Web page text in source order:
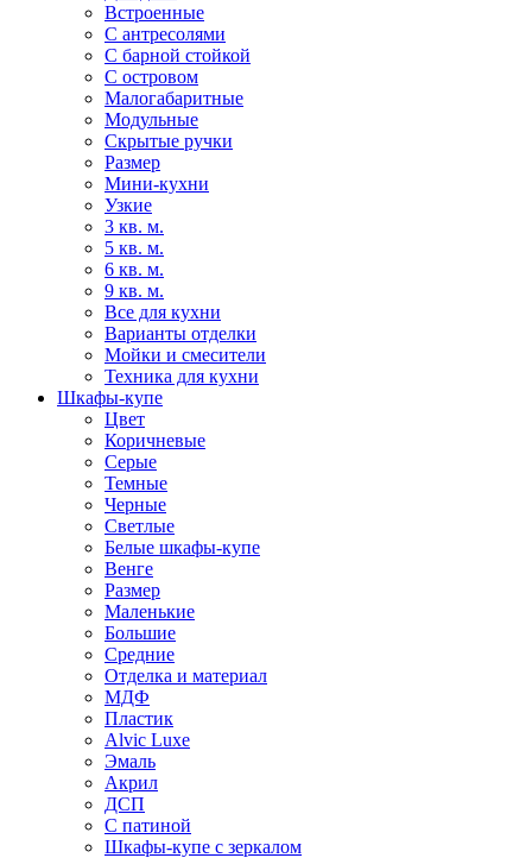
Встроенные
С антресолями
С барной стойкой
С островом
Малогабаритные
Модульные
Скрытые ручки
Размер
Мини-кухни
Узкие
3 кв. м.
5 кв. м.
6 кв. м.
9 кв. м.
Все для кухни
Варианты отделки
Мойки и смесители
Техника для кухни
Шкафы-купе
Цвет
Коричневые
Серые
Темные
Черные
Светлые
Белые шкафы-купе
Венге
Размер
Маленькие
Большие
Средние
Отделка и материал
МДФ
Пластик
Alvic Luxe
Эмаль
Акрил
ДСП
С патиной
Шкафы-купе с зеркалом